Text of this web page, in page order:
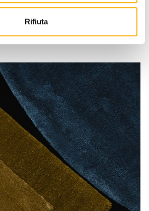
Rifiuta
Tonin Casa
Essence Tonin Casa
Demande de cotation